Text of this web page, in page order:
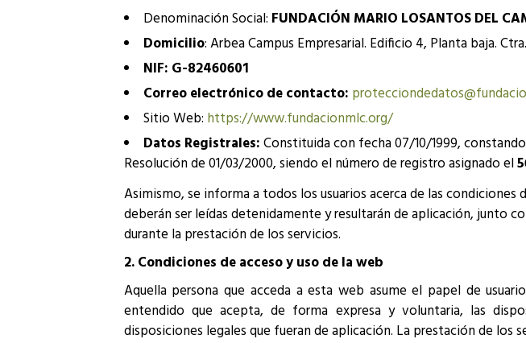
Denominación Social: FUNDACIÓN MARIO LOSANTOS DEL
Domicilio: Arbea Campus Empresarial. Edificio 4, Planta baja.
NIF: G-82460601
Correo electrónico de contacto:
Sitio Web: https://www.fundacionmlc.org/
Datos Registrales:Constituida con fecha 07/10/1999,
Resolución de 01/03/2000, siendo el número de registro asignado el
Asimismo, se informa a todos los usuarios acerca de las
deberán ser leídas detenidamente y resultarán de aplicación, junto
durante la prestación de los servicios.
2. Condiciones de acceso y uso de la web
Aquella persona que acceda a esta web asume el papel de
entendido que acepta, de forma expresa y voluntaria, las
disposiciones legales que fueran de aplicación. La prestación de los